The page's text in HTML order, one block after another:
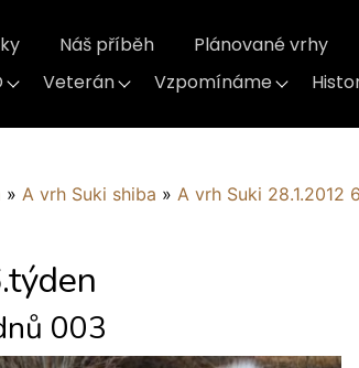
Náš příběh Plánované vrhy
Veterán Vzpomínáme
» A vrh Suki shiba » A vrh Suki 28.1.2012
003